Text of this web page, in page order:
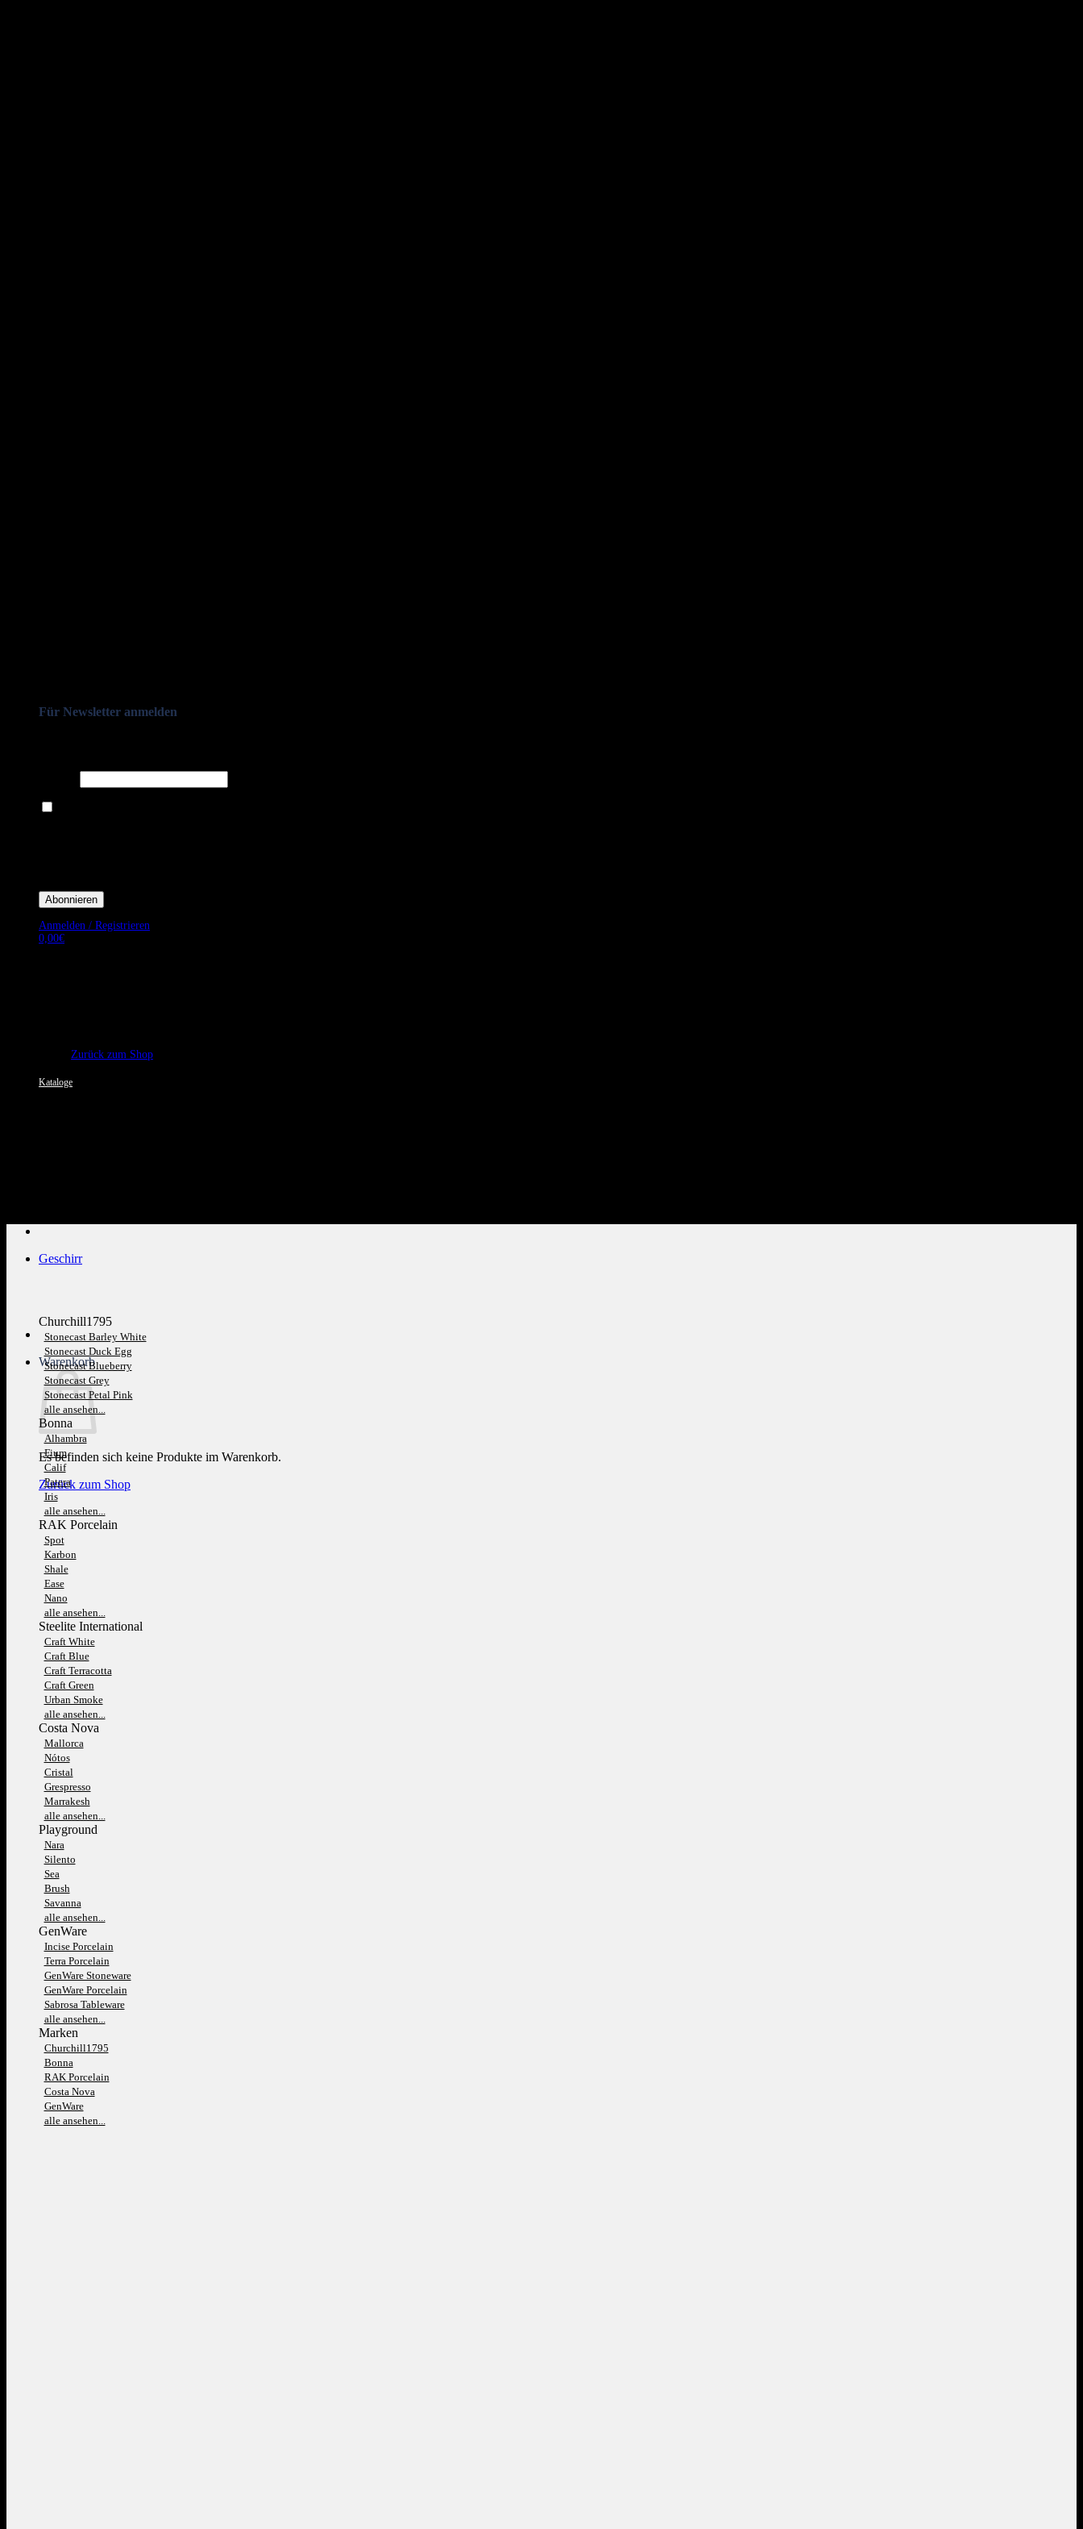
Für Newsletter anmelden
Anmelden / Registrieren
0,00€
Zurück zum Shop
Kataloge
Warenkorb
Es befinden sich keine Produkte im Warenkorb.
Zurück zum Shop
Geschirr
Churchill1795
Stonecast Barley White
Stonecast Duck Egg
Stonecast Blueberry
Stonecast Grey
Stonecast Petal Pink
alle ansehen...
Bonna
Alhambra
Fium
Calif
Patera
Iris
alle ansehen...
RAK Porcelain
Spot
Karbon
Shale
Ease
Nano
alle ansehen...
Steelite International
Craft White
Craft Blue
Craft Terracotta
Craft Green
Urban Smoke
alle ansehen...
Costa Nova
Mallorca
Nótos
Cristal
Grespresso
Marrakesh
alle ansehen...
Playground
Nara
Silento
Sea
Brush
Savanna
alle ansehen...
GenWare
Incise Porcelain
Terra Porcelain
GenWare Stoneware
GenWare Porcelain
Sabrosa Tableware
alle ansehen...
Marken
Churchill1795
Bonna
RAK Porcelain
Costa Nova
GenWare
alle ansehen...